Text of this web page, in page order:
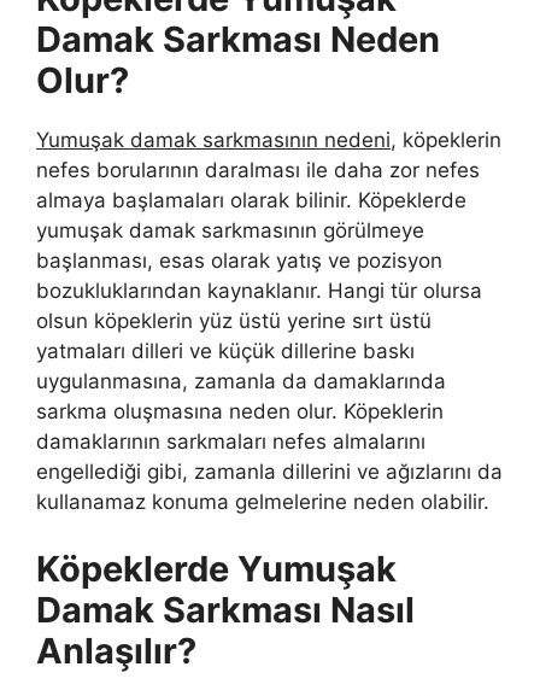
Damak Sarkması Neden
Olur?
Yumuşak damak sarkmasının nedeni, köpeklerin
nefes borularının daralması ile daha zor nefes
almaya başlamaları olarak bilinir. Köpeklerde
yumuşak damak sarkmasının görülmeye
başlanması, esas olarak yatış ve pozisyon
bozukluklarından kaynaklanır. Hangi tür olursa
olsun köpeklerin yüz üstü yerine sırt üstü
yatmaları dilleri ve küçük dillerine baskı
uygulanmasına, zamanla da damaklarında
sarkma oluşmasına neden olur. Köpeklerin
damaklarının sarkmaları nefes almalarını
engellediği gibi, zamanla dillerini ve ağızlarını da
kullanamaz konuma gelmelerine neden olabilir.
Köpeklerde Yumuşak
Damak Sarkması Nasıl
Anlaşılır?